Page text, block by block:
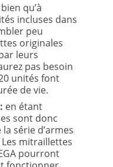
bien qu’à
incluses dans
peu
originales
leurs
pas besoin
unités font
de vie.
en étant
sont donc
série d’armes
Les mitraillettes
pourront